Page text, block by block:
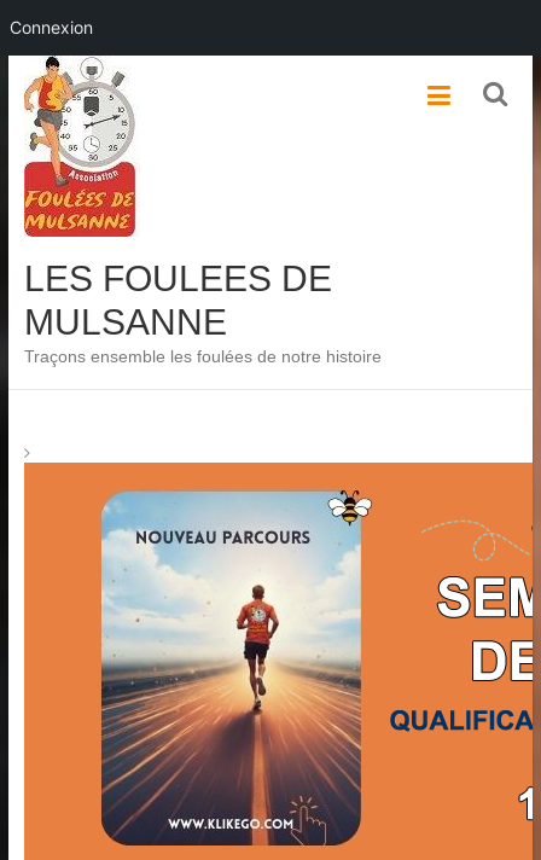
content
LES FOULEES DE
MULSANNE
Traçons ensemble les foulées de notre histoire
Connexion